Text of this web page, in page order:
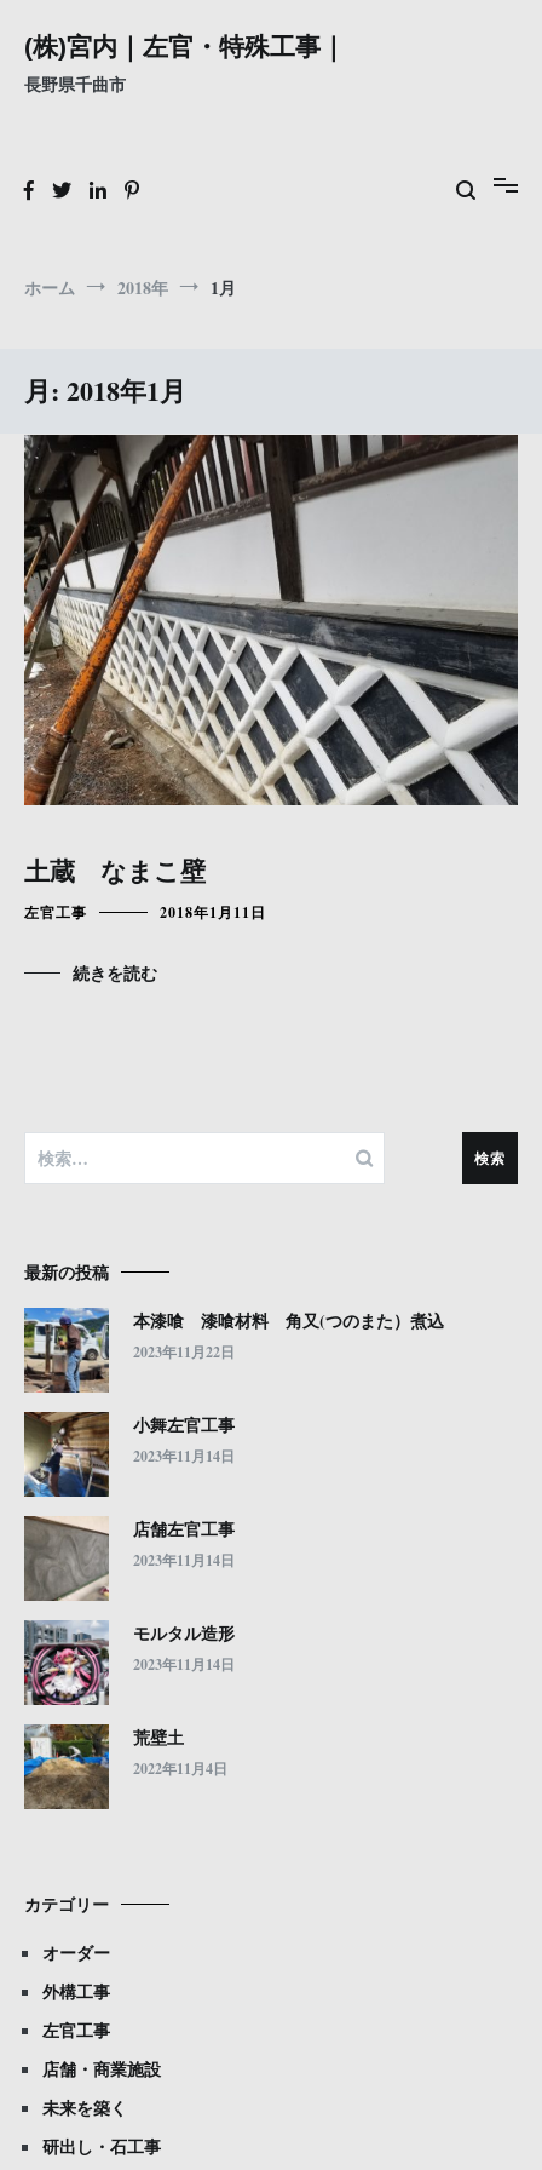
(株)宮内｜左官・特殊工事｜
長野県千曲市
ホーム 2018年 1月
月: 2018年1月
土蔵 なまこ壁
左官工事 2018年1月11日
続きを読む
検
索:
最新の投稿
本漆喰 漆喰材料 角又(つのまた）煮込
2023年11月22日
小舞左官工事
2023年11月14日
店舗左官工事
2023年11月14日
モルタル造形
2023年11月14日
荒壁土
2022年11月4日
カテゴリー
オーダー
外構工事
左官工事
店舗・商業施設
未来を築く
研出し・石工事